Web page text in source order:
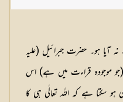
ہو۔ حضرت جبرائیل (عليہ
(جو موجودہ قراءت میں ہے) اس
سکتا ہے کہ اللہ تعالٰی ہی کا